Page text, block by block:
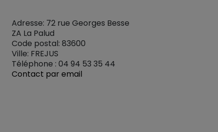
Adresse: 72 rue Georges Besse
ZA La Palud
Code postal: 83600
Ville: FREJUS
Téléphone : 04 94 53 35 44
Contact par email